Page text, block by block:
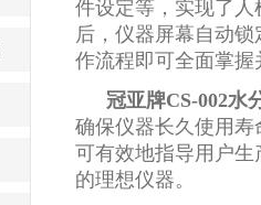
件设定等，实现了
后，仪器屏幕自动
作流程即可全面掌
冠亚牌CS-002水
确保仪器长久使用
可有效地指导用户
的理想仪器。